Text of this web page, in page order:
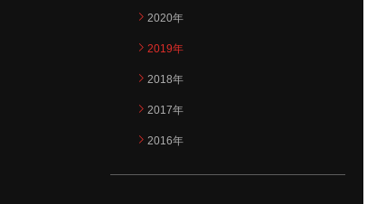
2020年
2019年
2018年
2017年
2016年